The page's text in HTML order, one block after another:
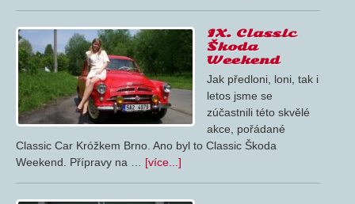
IX. Classic
Škoda
Weekend
Jak předloni, loni, tak i
letos jsme se
zúčastnili této skvělé
akce, pořádané
Classic Car Króžkem Brno. Ano byl to Classic Škoda
Weekend. Přípravy na … [více...]